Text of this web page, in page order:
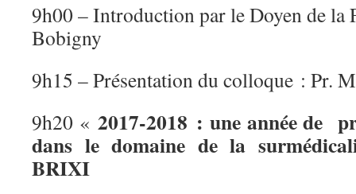
9h00 – Introduction par le Doyen de la
Bobigny
9h15 – Présentation du colloque : Pr.
9h20 «2017-2018 : une année de
dans le domaine de la
BRIXI